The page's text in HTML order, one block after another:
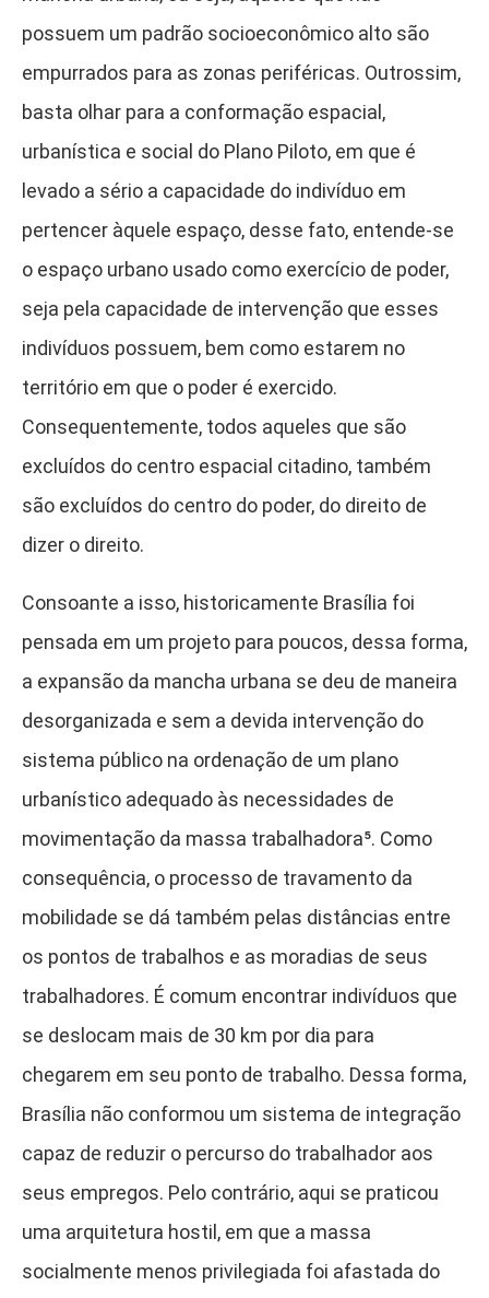
possuem um padrão socioeconômico alto são
empurrados para as zonas periféricas. Outrossim,
basta olhar para a conformação espacial,
urbanística e social do Plano Piloto, em que é
levado a sério a capacidade do indivíduo em
pertencer àquele espaço, desse fato, entende-se
o espaço urbano usado como exercício de poder,
seja pela capacidade de intervenção que esses
indivíduos possuem, bem como estarem no
território em que o poder é exercido.
Consequentemente, todos aqueles que são
excluídos do centro espacial citadino, também
são excluídos do centro do poder, do direito de
dizer o direito.
Consoante a isso, historicamente Brasília foi
pensada em um projeto para poucos, dessa forma,
a expansão da mancha urbana se deu de maneira
desorganizada e sem a devida intervenção do
sistema público na ordenação de um plano
urbanístico adequado às necessidades de
movimentação da massa trabalhadora⁵. Como
consequência, o processo de travamento da
mobilidade se dá também pelas distâncias entre
os pontos de trabalhos e as moradias de seus
trabalhadores. É comum encontrar indivíduos que
se deslocam mais de 30 km por dia para
chegarem em seu ponto de trabalho. Dessa forma,
Brasília não conformou um sistema de integração
capaz de reduzir o percurso do trabalhador aos
seus empregos. Pelo contrário, aqui se praticou
uma arquitetura hostil, em que a massa
socialmente menos privilegiada foi afastada do